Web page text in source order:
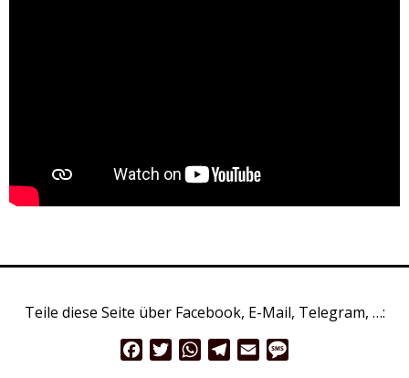
Teile diese Seite über Facebook, E-Mail, Telegram, …:
FacebookTwitterWhatsApp
Telegram
Email